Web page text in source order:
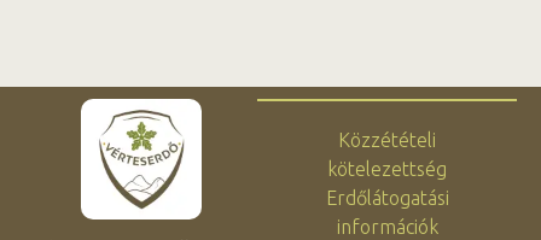
Közzétételi
kötelezettség
Erdőlátogatási
információk